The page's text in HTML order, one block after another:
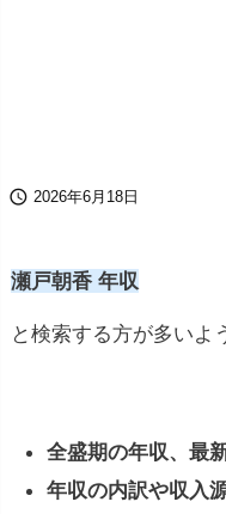
 2026年6月18日
瀬戸朝香 年収
と検索する方が多いよ
全盛期の年収、最
年収の内訳や収入